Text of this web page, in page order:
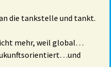
die tankstelle und tankt.
mehr, weil global…